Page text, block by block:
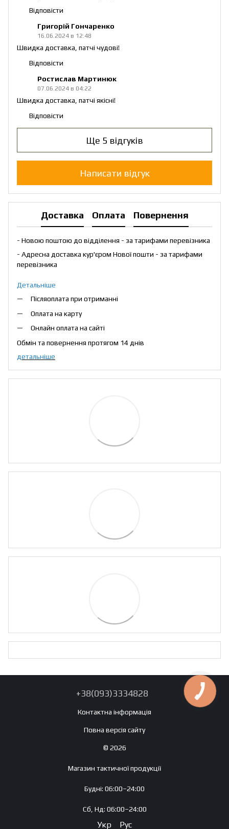
Відповісти
Григорій Гончаренко
16.06.2024 в 12:48
Швидка доставка, патчі чудові!
Відповісти
Ростислав Мартинюк
07.06.2024 в 04:22
Швидка доставка, патчі якісні!
Відповісти
Ще 5 відгуків
Написати відгук
Доставка Оплата Повернення
- Новою поштою до відділення - за тарифами перевізника
- Адресна доставка кур'єром Нової пошти - за тарифами
перевізника
Детальніше
Післяоплата при отриманні
Оплата на карту
Онлайн оплата на сайті
Обмін та повернення протягом 14 днів
детальніше
+38(093)3334828
Контактна інформація
Повна версія сайту
© 2026
Магазин тактичної продукції
Будні: 06:00–24:00
Сб, Нд: 06:00–24:00
Укр Рус